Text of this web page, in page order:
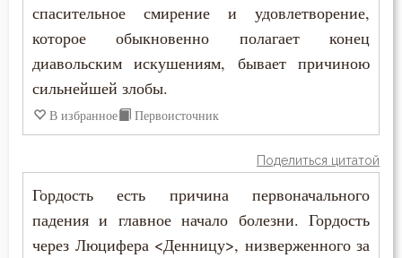
спасительное смирение и удовлетворение,
которое обыкновенно полагает конец
диавольским искушениям, бывает причиною
сильнейшей злобы.
В избранное Первоисточник
Поделиться цитатой
Гордость есть причина первоначального
падения и главное начало болезни. Гордость
через Люцифера <Денницу>, низверженного за